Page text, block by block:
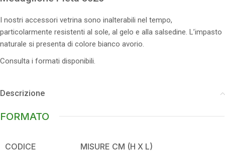
I nostri accessori vetrina sono inalterabili nel tempo,
particolarmente resistenti al sole, al gelo e alla salsedine. L’impasto
naturale si presenta di colore bianco avorio.
Consulta i formati disponibili.
Descrizione
FORMATO
CODICE MISURE CM (H X L)